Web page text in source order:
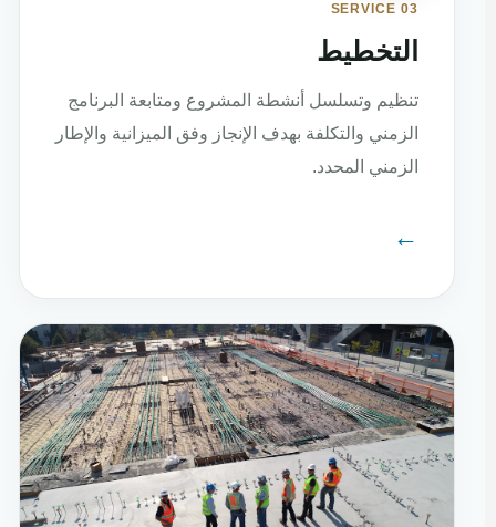
SERVICE 03
التخطيط
تنظيم وتسلسل أنشطة المشروع ومتابعة البرنامج
الزمني والتكلفة بهدف الإنجاز وفق الميزانية والإطار
الزمني المحدد.
←